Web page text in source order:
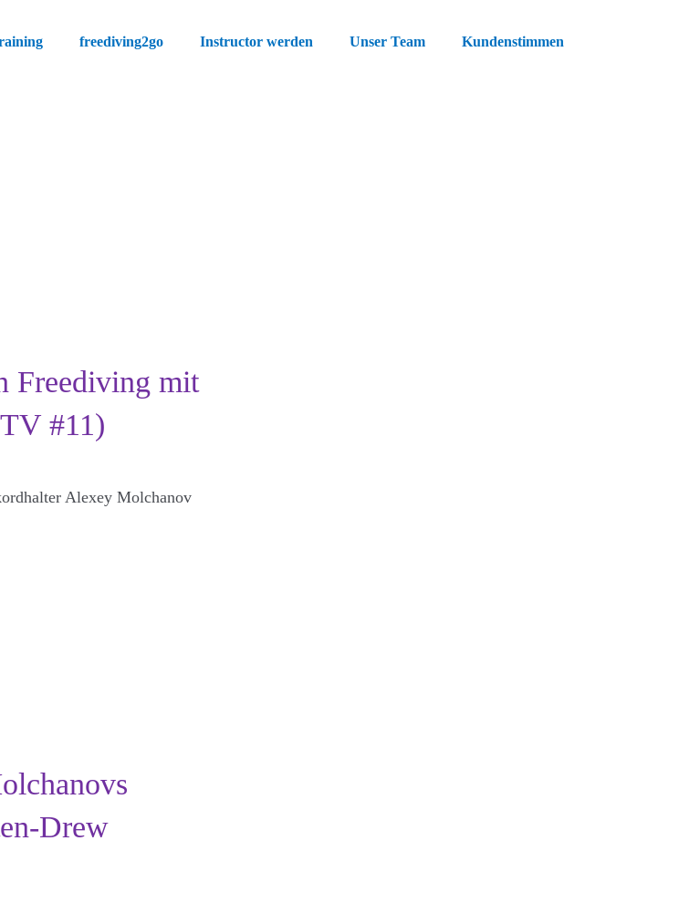
freediving2go Instructor werden Unser Team Kundenstimmen
Freediving mit
#11)
Alexey Molchanov
Drew